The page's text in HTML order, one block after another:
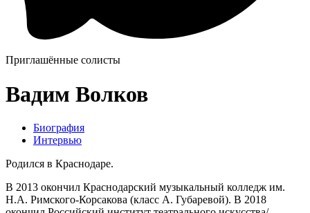
Приглашённые солисты
Вадим Волков
Биография
Интервью
Родился в Краснодаре.
В 2013 окончил Краснодарский музыкальный колледж им.
Н.А. Римского-Корсакова (класс А. Губаревой). В 2018